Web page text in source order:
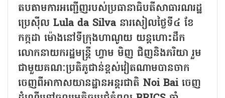
តបតាមការអញ្ជើញរបស់ប្រធានាធិបតីសាធារណរដ្ឋ
ប្រេស៊ីល Lula da Silva នារសៀលថ្ងៃទី៤ ខែ
កក្កដា ម៉ោងនៅទីក្រុងហាណូយ យន្តហោះដឹក
លោកនាយករដ្ឋមន្ត្រី ហ្វាម មិញ ជិញនិងភរិយា រួម
ជាមួយគណៈប្រតិភូជាន់ខ្ពស់វៀតណាមបានចាក
ចេញពីអាកាសយានដ្ឋានអន្តរជាតិ Noi Bai ចេញ